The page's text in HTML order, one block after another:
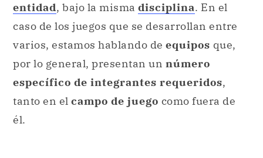
entidad, bajo la misma disciplina. En el
caso de los juegos que se desarrollan entre
varios, estamos hablando de equipos que,
por lo general, presentan un número
específico de integrantes requeridos,
tanto en el campo de juego como fuera de
él.